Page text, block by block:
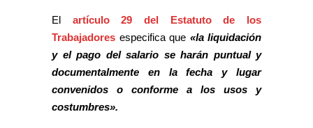
El artículo 29 del Estatuto de los
Trabajadores especifica que «la liquidación
y el pago del salario se harán puntual y
documentalmente en la fecha y lugar
convenidos o conforme a los usos y
costumbres».